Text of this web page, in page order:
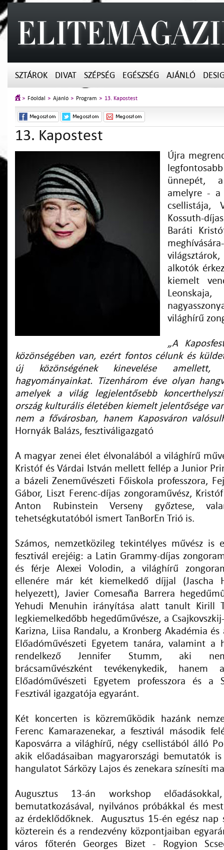
SZTÁROK DIVAT SZÉPSÉG EGÉSZSÉG AJÁNLÓ
Főoldal Ajánló Program 13. Kapostest
13. Kapostest
Újra
ünnepét,
amelyre - a
csellistája,
Kossuth-
Baráti
alkotók
kiemelt
világhírű
„A
közönségében van, ezért fontos célunk és
új közönségének kinevelése
hagyományainkat. Tizenhárom éve olyan
amelyek a világ legjelentősebb
ország kulturális életében kiemelt jelentősége
nem a fővárosban, hanem Kaposváron
Hornyák Balázs, fesztiváligazgató
A magyar zenei élet élvonalából a világhírű
Kristóf és Várdai István mellett fellép a Junior
a bázeli Zeneművészeti Főiskola professzora,
Gábor, Liszt Ferenc-díjas zongoraművész,
Anton Rubinstein Verseny győztese,
tehetségkutatóból ismert TanBorEn Trió is.
Számos, nemzetközileg tekintélyes művész is
fesztivál erejéig: a Latin Grammy-díjas
és férje Alexei Volodin, a világhírű
ellenére már két kiemelkedő díjjal (Jascha
helyezett), Javier Comesaña Barrera
Yehudi Menuhin irányítása alatt tanult Kirill
legkiemelkedőbb hegedűművésze, a
Karizna, Liisa Randalu, a Kronberg Akadémia
Előadóművészeti Egyetem tanára, valamint a
rendelkező Jennifer Stumm, aki
brácsaművészként tevékenykedik,
Előadóművészeti Egyetem professzora és a
Fesztivál igazgatója egyaránt.
Két koncerten is közreműködik hazánk
Ferenc Kamarazenekar, a fesztivál második
Kaposvárra a világhírű, négy csellistából álló
akik előadásaiban magyarországi bemutatók
hangulatot Sárközy Lajos és zenekara színesíti
Augusztus 13-án workshop
bemutatkozásával, nyilvános próbákkal és
az érdeklődőknek. Augusztus 15-én egész nap
közterein és a rendezvény központjaiban
város főterén Georges Bizet - Rogyion